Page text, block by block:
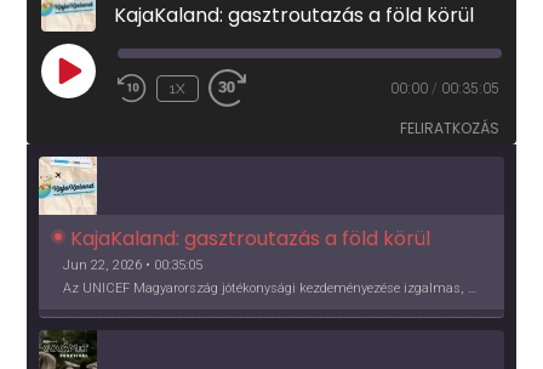
KajaKaland: gasztroutazás a föld körül
PLAY
EPISODE
1X 00:00 / 00:35:05
FELIRATKOZÁS
KajaKaland: gasztroutazás a föld körül
Jun 22, 2026 • 00:35:05
Az UNICEF Magyarország jótékonysági kezdeményezése izgalmas, egész éves világkörüli ízutazásra hív, igazi családi program és gasztroedukáció, illetve segítség a rászorulóknak is egyben.